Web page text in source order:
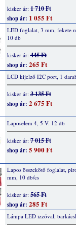
kisker ár:1 710 Ft
shop ár: 1 055 Ft
LED foglalat, 3 mm, fekete
10 db
kisker ár:445 Ft
shop ár: 265 Ft
LCD kijelző I2C port, 1
kisker ár:3 135 Ft
shop ár: 2 675 Ft
Laposelem 4, 5 V. 12 db
kisker ár:7 015 Ft
shop ár: 5 900 Ft
Lapos összekötő foglalat,
mm, 10 db/cs
kisker ár:565 Ft
shop ár: 285 Ft
Lámpa LED izzóval,